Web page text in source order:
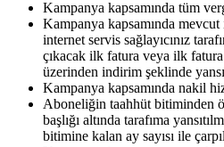
Kampanya kapsamında tüm
Kampanya kapsamında
internet servis sağlayıcınız
çıkacak ilk fatura veya ilk fatura
üzerinden indirim şeklinde
Kampanya kapsamında nakil
Aboneliğin taahhüt bitiminden
başlığı altında tarafıma
bitimine kalan ay sayısı ile